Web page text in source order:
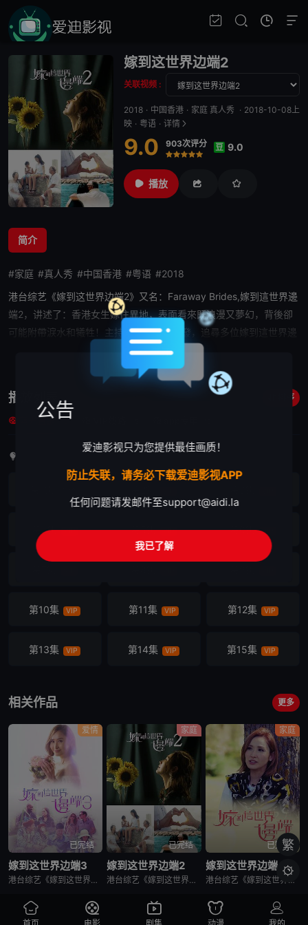
嫁到这世界边端2
关联视频 :
2018 · 中国香港 · 家庭 真人秀 · 2018-10-08上
映 · 粤语 · 详情
9.0 903次评分
很差
较差
还行推荐力荐
豆 9.0
播放
简介
#家庭 #真人秀 #中国香港 #粤语 #2018
港台综艺《嫁到这世界边端2》又名：Faraway Brides,嫁到這世界邊
端2，讲述了：香港女生嫁往異地，表面看來既浪漫又夢幻，背後卻
可能附帶淚水和犧牲！主持陳貝兒再次出發，追尋多位嫁到這世界邊
端的香港新娘，揭開她們的愛情故事。
 展开
播放列表 排序
蓝光直链
首集免费，其余剧集需VIP观看
第4集 VIP 第5集 VIP 第6集 VIP
第10集 VIP 第11集 VIP 第12集 VIP
第13集 VIP 第14集 VIP 第15集 VIP
相关作品 更多
爱情
已完结
嫁到这世界边端3
港台综艺《嫁到这世界边端3》又名：嫁到這世界邊端3，讲述了：尋找嫁到世界邊端的香港人妻故事，旅程踏入第三季，主持陳貝兒更無畏沿途艱險，尋至冷門的國度，包括非洲的尼日利亞、摩洛哥與埃及，還有新疆、法國阿
家庭
已完结
嫁到这世界边端2
港台综艺《嫁到这世界边端2》又名：Faraway Brides,嫁到這世界邊端2，讲述了：香港女生嫁往異地，表面看來既浪漫又夢幻，背後卻可能附帶淚水和犧牲！主持陳貝兒再次出發，追尋多位嫁到這世界邊端的
家庭
已完结
嫁到这世界边端
港台综艺《嫁到这世界边端》又名：Faraway Brides,嫁到這世界邊端，讲述了：不少香港女士夢想做過埠新娘，現實真的如夢想般完美？有女士遠嫁德國，語言、文化、人脈全然陌生，工作、婆媳相處困難重重
繁

公告
爱迪影视只为您提供最佳画质！
防止失联，请务必下载爱迪影视APP
任何问题请发邮件至support@aidi.la
我已了解